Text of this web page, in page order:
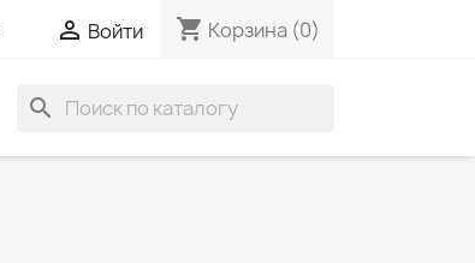
 Войти shopping_cart Корзина (0)
search